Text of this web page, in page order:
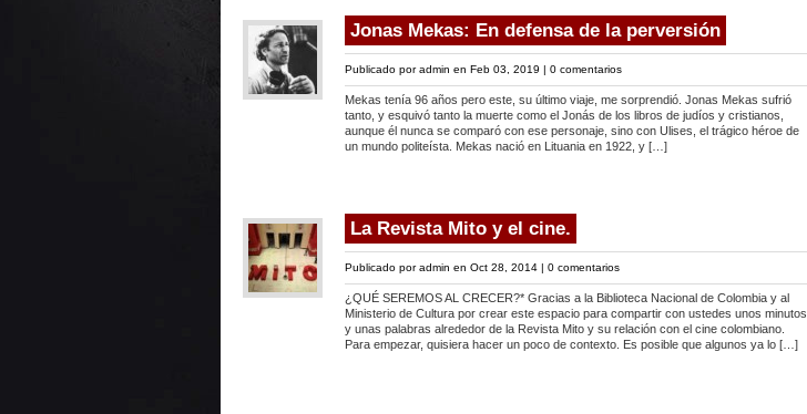
Jonas Mekas: En defensa de la perversión
Publicado poradmin en Feb 03, 2019 | 0 comentarios
Mekas tenía 96 años pero este, su último viaje, me sorprendió. Jonas Mekas sufrió
tanto, y esquivó tanto la muerte como el Jonás de los libros de judíos y cristianos,
aunque él nunca se comparó con ese personaje, sino con Ulises, el trágico héroe de
un mundo politeísta. Mekas nació en Lituania en 1922, y […]
La Revista Mito y el cine.
Publicado poradmin en Oct 28, 2014 | 0 comentarios
¿QUÉ SEREMOS AL CRECER?* Gracias a la Biblioteca Nacional de Colombia y al
Ministerio de Cultura por crear este espacio para compartir con ustedes unos minutos
y unas palabras alrededor de la Revista Mito y su relación con el cine colombiano.
Para empezar, quisiera hacer un poco de contexto. Es posible que algunos ya lo […]